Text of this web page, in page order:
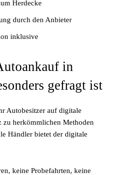
Herdecke
durch den Anbieter
inklusive
in
gefragt ist
Autobesitzer auf digitale
zu herkömmlichen Methoden
Händler bietet der digitale
keine Probefahrten, keine